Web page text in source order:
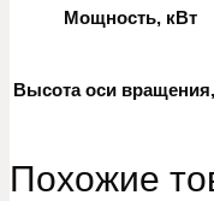
Мощность, кВт
Высота оси
Похожие